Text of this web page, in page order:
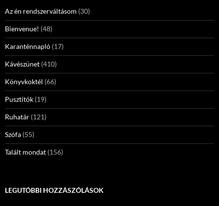
Az én rendszerváltásom (30)
Bienvenue! (48)
Karanténnapló (17)
Kávészünet (410)
Könyvkoktél (66)
Pusztítók (19)
Ruhatár (121)
Szófa (55)
Talált mondat (156)
LEGUTÓBBI HOZZÁSZÓLÁSOK